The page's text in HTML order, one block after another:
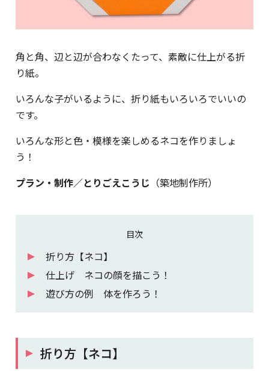
角と角、辺と辺が合わなくたって、素敵に仕上がる折
り紙。
いろんな子がいるように、折り紙もいろいろでいいの
です。
いろんな形と色・模様を楽しめるネコを作りましょ
う！
プラン・制作／とりごえこうじ （築地制作所）
目次
折り方【ネコ】
仕上げ ネコの顔を描こう！
遊び方の例 体を作ろう！
折り方【ネコ】